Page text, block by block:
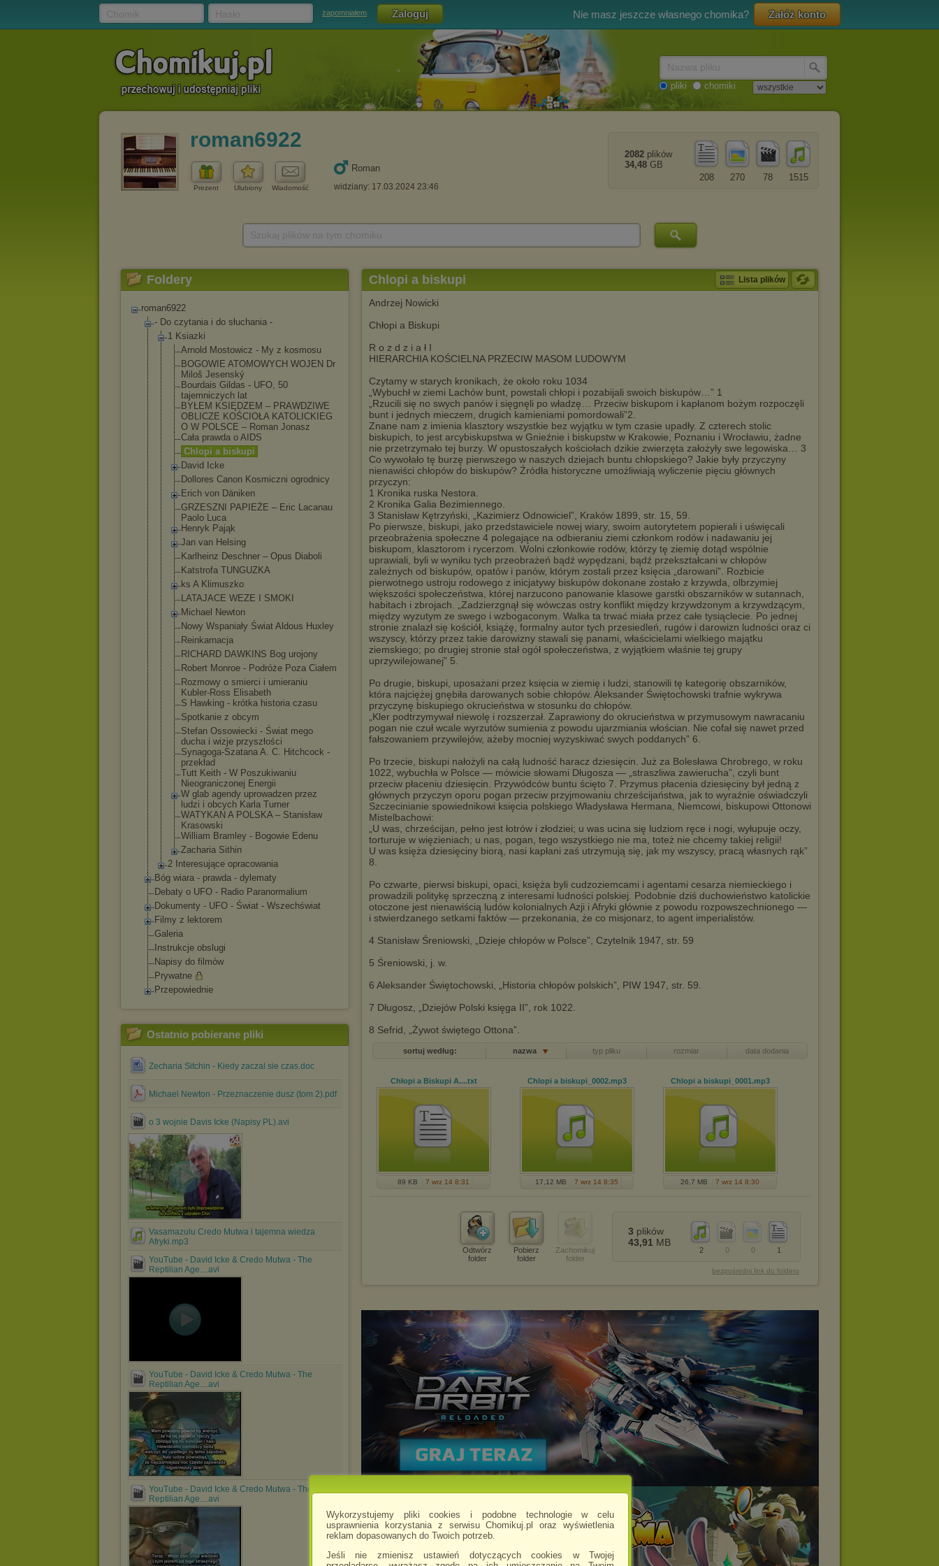
Wykorzystujemy pliki cookies i podobne technologie w celu
usprawnienia korzystania z serwisu Chomikuj.pl oraz wyświetlenia
reklam dopasowanych do Twoich potrzeb.
Jeśli nie zmienisz ustawień dotyczących cookies w Twojej
zapomniałem Nie masz jeszcze własnego chomika? Załóż konto
pliki chomiki
roman6922
Prezent Ulubiony Wiadomość
Roman
widziany: 17.03.2024 23:46
1515
78
270
208
2082 plików
34,48 GB
Foldery
roman6922
- Do czytania i do słuchania -
1 Ksiazki
Arnold Mostowicz - My z kosmosu
BOGOWIE ATOMOWYCH WOJEN Dr
Miloš Jesenský
Bourdais Gildas - UFO, 50
tajemniczyc h lat
BYŁEM KSIĘDZEM – PRAWDZIWE
OBLICZE KOŚCIOŁA KATOLICKIEG
O W POLSCE – Roman Jonasz
Cała prawda o AIDS
Chlopi a biskupi
David Icke
Dollores Canon Kosmiczni ogrodnicy
Erich von Däniken
GRZESZNI PAPIEŻE – Eric Lacanau
Paolo Luca
Henryk Pająk
Jan van Helsing
Karlheinz Deschner – Opus Diaboli
Katstrofa TUNGUZKA
ks A Klimuszko
LATAJACE WEZE I SMOKI
Michael Newton
Nowy Wspaniały Świat Aldous Huxley
Reinkarnacja
RICHARD DAWKINS Bog urojony
Robert Monroe - Podróże Poza Ciałem
Rozmowy o smierci i umieraniu
Kubler-Ross Elisabeth
S Hawking - krótka historia czasu
Spotkanie z obcym
Stefan Ossowiecki - Świat mego
ducha i wizje przyszłości
Synagoga-Szatana A. C. Hitchcock -
przekład
Tutt Keith - W Poszukiwaniu
Nieograniczonej Energii
W glab agendy uprowadzen przez
ludzi i obcych Karla Turner
WATYKAN A POLSKA – Stanisław
Krasowski
William Bramley - Bogowie Edenu
Zacharia Sithin
2 Interesujące opracowania
Bóg wiara - prawda - dylematy
Debaty o UFO - Radio Paranormalium
Dokumenty - UFO - Świat - Wszechświat
Filmy z lektorem
Galeria
Instrukcje obslugi
Napisy do filmów
Prywatne
Przepowiednie
Ostatnio pobierane pliki
Zecharia Sitchin - Kiedy zaczal sie czas.doc
Michael Newton - Przeznaczenie dusz (tom 2).pdf
o 3 wojnie Davis Icke (Napisy PL).avi
Vasamazulu Credo Mutwa i tajemna wiedza
Afryki.mp3
YouTube - David Icke & Credo Mutwa - The
Reptilian Age....avi
YouTube - David Icke & Credo Mutwa - The
Reptilian Age....avi
YouTube - David Icke & Credo Mutwa - The
Reptilian Age....avi
Chlopi a biskupi Lista plików
Andrzej Nowicki
Chłopi a Biskupi
R o z d z i a ł I
HIERARCHIA KOŚCIELNA PRZECIW MASOM LUDOWYM
Czytamy w starych kronikach, że około roku 1034
„Wybuchł w ziemi Lachów bunt, powstali chłopi i pozabijali swoich biskupów…” 1
„Rzucili się no swych panów i sięgnęli po władzę… Przeciw biskupom i kapłanom bożym rozpoczęli
bunt i jednych mieczem, drugich kamieniami pomordowali”2.
Znane nam z imienia klasztory wszystkie bez wyjątku w tym czasie upadły. Z czterech stolic
biskupich, to jest arcybiskupstwa w Gnieźnie i biskupstw w Krakowie, Poznaniu i Wrocławiu, żadne
nie przetrzymało tej burzy. W opustoszałych kościołach dzikie zwierzęta założyły swe legowiska… 3
Co wywołało tę burzę pierwszego w naszych dziejach buntu chłopskiego? Jakie były przyczyny
nienawiści chłopów do biskupów? Źródła historyczne umożliwiają wyliczenie pięciu głównych
przyczyn:
1 Kronika ruska Nestora.
2 Kronika Galia Bezimiennego.
3 Stanisław Kętrzyński, „Kazimierz Odnowiciel”, Kraków 1899, str. 15, 59.
Po pierwsze, biskupi, jako przedstawiciele nowej wiary, swoim autorytetem popierali i uświęcali
przeobrażenia społeczne 4 polegające na odbieraniu ziemi członkom rodów i nadawaniu jej
biskupom, klasztorom i rycerzom. Wolni członkowie rodów, którzy tę ziemię dotąd wspólnie
uprawiali, byli w wyniku tych przeobrażeń bądź wypędzani, bądź przekształcani w chłopów
zależnych od biskupów, opatów i panów, którym zostali przez księcia „darowani”. Rozbicie
pierwotnego ustroju rodowego z inicjatywy biskupów dokonane zostało z krzywda, olbrzymiej
większości społeczeństwa, której narzucono panowanie klasowe garstki obszarników w sutannach,
habitach i zbrojach. „Zadzierzgnął się wówczas ostry konflikt między krzywdzonym a krzywdzącym,
między wyzutym ze swego i wzbogaconym. Walka ta trwać miała przez całe tysiąclecie. Po jednej
stronie znalazł się kościół, książę, formalny autor tych przesiedleń, rugów i darowizn ludności oraz ci
wszyscy, którzy przez takie darowizny stawali się panami, właścicielami wielkiego majątku
ziemskiego; po drugiej stronie stał ogół społeczeństwa, z wyjątkiem właśnie tej grupy
uprzywilejowanej” 5.
Po drugie, biskupi, uposażani przez księcia w ziemię i ludzi, stanowili tę kategorię obszarników,
która najciężej gnębiła darowanych sobie chłopów. Aleksander Świętochowski trafnie wykrywa
przyczynę biskupiego okrucieństwa w stosunku do chłopów.
„Kler podtrzymywał niewolę i rozszerzał. Zaprawiony do okrucieństwa w przymusowym nawracaniu
pogan nie czuł wcale wyrzutów sumienia z powodu ujarzmiania włościan. Nie cofał się nawet przed
fałszowaniem przywilejów, ażeby mocniej wyzyskiwać swych poddanych” 6.
Po trzecie, biskupi nałożyli na całą ludność haracz dziesięcin. Już za Bolesława Chrobrego, w roku
1022, wybuchła w Polsce — mówicie słowami Długosza — „straszliwa zawierucha”, czyli bunt
przeciw płaceniu dziesięcin. Przywódców buntu ścięto 7. Przymus płacenia dziesięciny był jedną z
głównych przyczyn oporu pogan przeciw przyjmowaniu chrześcijaństwa, jak to wyraźnie oświadczyli
Szczecinianie spowiednikowi księcia polskiego Władysława Hermana, Niemcowi, biskupowi Ottonowi
Mistelbachowi:
„U was, chrześcijan, pełno jest łotrów i złodziei; u was ucina się ludziom ręce i nogi, wyłupuje oczy,
torturuje w więzieniach; u nas, pogan, tego wszystkiego nie ma, toteż nie chcemy takiej religii!
U was księża dziesięciny biorą, nasi kapłani zaś utrzymują się, jak my wszyscy, pracą własnych rąk”
8.
Po czwarte, pierwsi biskupi, opaci, księża byli cudzoziemcami i agentami cesarza niemieckiego i
prowadzili politykę sprzeczną z interesami ludności polskiej. Podobnie dziś duchowieństwo katolickie
otoczone jest nienawiścią ludów kolonialnych Azji i Afryki głównie z powodu rozpowszechnionego —
i stwierdzanego setkami faktów — przekonania, że co misjonarz, to agent imperialistów.
4 Stanisław Śreniowski, „Dzieje chłopów w Polsce”, Czytelnik 1947, str. 59
5 Śreniowski, j. w.
6 Aleksander Świętochowski, „Historia chłopów polskich”, PIW 1947, str. 59.
7 Długosz, „Dziejów Polski księga II”, rok 1022.
8 Sefrid, „Żywot świętego Ottona”.
sortuj według: nazwa typ pliku rozmiar data dodania
Chłopi a Biskupi A....txt
89 KB 7 wrz 14 8:31
Chlopi a biskupi_0002.mp3
17,12 MB 7 wrz 14 8:35
Chlopi a biskupi_0001.mp3
26,7 MB 7 wrz 14 8:30
Odtwórz
folder
Pobierz
folder
Zachomikuj
folder
1
0
0
2
3 plików
43,91 MB
bezpośredni link do folderu